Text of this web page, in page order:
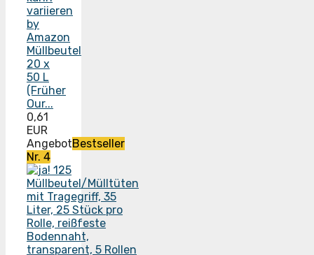
by
Amazon
Müllbeutel
20 x
50 L
(Früher
Our...
0,61
EUR
AngebotBestseller
Nr. 4